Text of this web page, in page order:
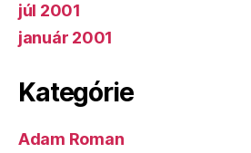
júl 2001
január 2001
Kategórie
Adam Roman